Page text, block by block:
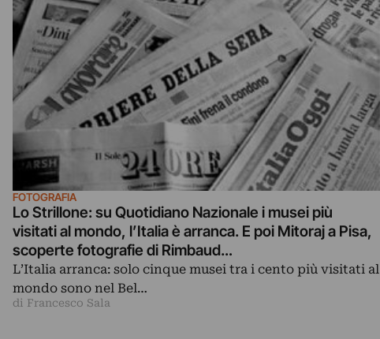
FOTOGRAFIA
Lo Strillone: su Quotidiano Nazionale i musei più
visitati al mondo, l’Italia è arranca. E poi Mitoraj a Pisa,
scoperte fotografie di Rimbaud…
L’Italia arranca: solo cinque musei tra i cento più visitati al
mondo sono nel Bel…
di Francesco Sala